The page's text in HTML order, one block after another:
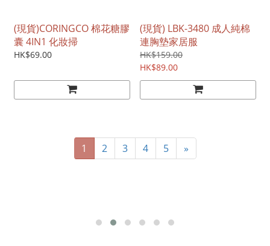
(現貨)CORINGCO 棉花糖膠
囊 4IN1 化妝掃
HK$69.00
(現貨) LBK-3480 成人純棉
連胸墊家居服
HK$159.00
HK$89.00
1 2 3 4 5 »